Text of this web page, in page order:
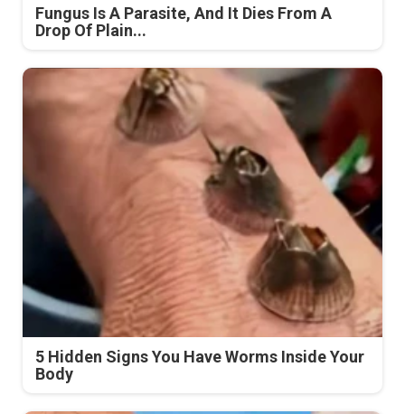
Fungus Is A Parasite, And It Dies From A
Drop Of Plain...
5 Hidden Signs You Have Worms Inside Your
Body